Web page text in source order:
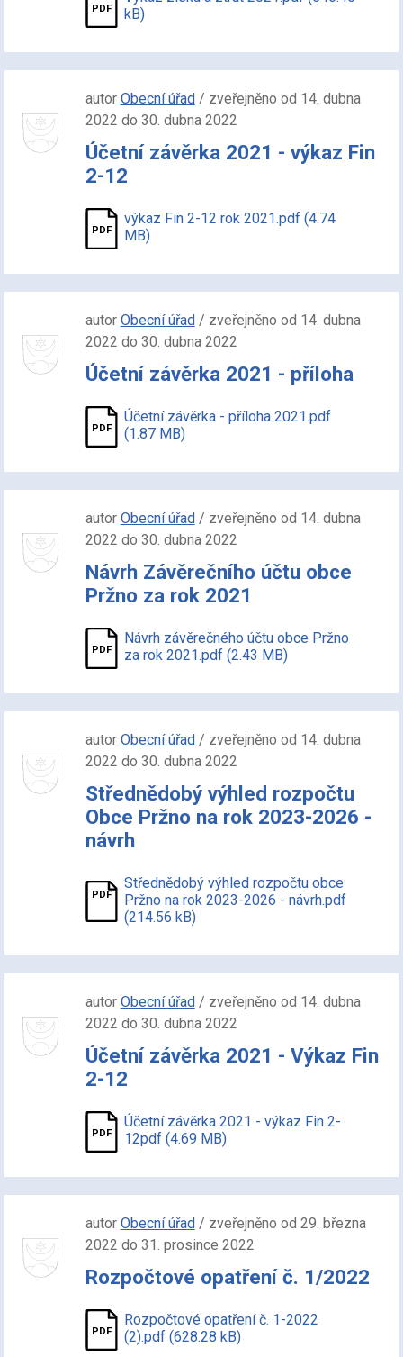
kB)
autor Obecní úřad/ zveřejněno od 14. dubna
2022 do 30. dubna 2022
Účetní závěrka 2021 - výkaz Fin
2-12
výkaz Fin 2-12 rok 2021.pdf (4.74
MB)
autor Obecní úřad/ zveřejněno od 14. dubna
2022 do 30. dubna 2022
Účetní závěrka 2021 - příloha
Účetní závěrka - příloha 2021.pdf
(1.87 MB)
autor Obecní úřad/ zveřejněno od 14. dubna
2022 do 30. dubna 2022
Návrh Závěrečního účtu obce
Pržno za rok 2021
Návrh závěrečného účtu obce Pržno
za rok 2021.pdf (2.43 MB)
autor Obecní úřad/ zveřejněno od 14. dubna
2022 do 30. dubna 2022
Střednědobý výhled rozpočtu
Obce Pržno na rok 2023-2026 -
návrh
Střednědobý výhled rozpočtu obce
Pržno na rok 2023-2026 - návrh.pdf
(214.56 kB)
autor Obecní úřad/ zveřejněno od 14. dubna
2022 do 30. dubna 2022
Účetní závěrka 2021 - Výkaz Fin
2-12
Účetní závěrka 2021 - výkaz Fin 2-
12pdf (4.69 MB)
autor Obecní úřad/ zveřejněno od 29. března
2022 do 31. prosince 2022
Rozpočtové opatření č. 1/2022
Rozpočtové opatření č. 1-2022
(2).pdf (628.28 kB)